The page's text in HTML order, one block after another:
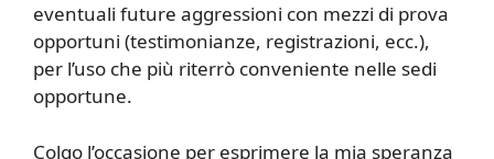
eventuali future aggressioni con mezzi di prova
opportuni (testimonianze, registrazioni, ecc.),
per l’uso che più riterrò conveniente nelle sedi
opportune.
Colgo l’occasione per esprimere la mia speranza